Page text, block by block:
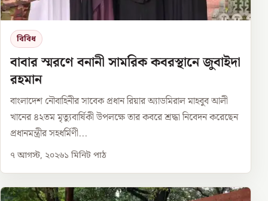
বিবিধ
বাবার স্মরণে বনানী সামরিক কবরস্থানে জুবাইদা
রহমান
বাংলাদেশ নৌবাহিনীর সাবেক প্রধান রিয়ার অ্যাডমিরাল মাহবুব আলী
খানের ৪২তম মৃত্যুবার্ষিকী উপলক্ষে তার কবরে শ্রদ্ধা নিবেদন করেছেন
প্রধানমন্ত্রীর সহধর্মিণী...
৭ আগস্ট, ২০২৬১ মিনিট পাঠ